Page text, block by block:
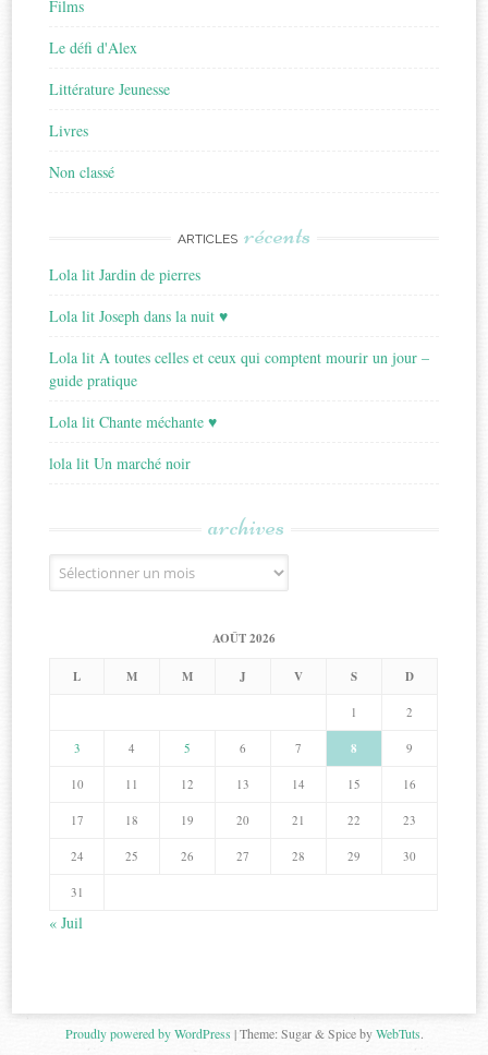
Films
Le défi d'Alex
Littérature Jeunesse
Livres
Non classé
ARTICLES récents
Lola lit Jardin de pierres
Lola lit Joseph dans la nuit ♥
Lola lit A toutes celles et ceux qui comptent mourir un jour –
guide pratique
Lola lit Chante méchante ♥
lola lit Un marché noir
archives
Archives
AOÛT 2026
L M M J V S D
1 2
3 4 5 6 7 8 9
10 11 12 13 14 15 16
17 18 19 20 21 22 23
24 25 26 27 28 29 30
31
« Juil
Proudly powered by WordPress |Theme: Sugar & Spice byWebTuts.